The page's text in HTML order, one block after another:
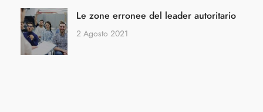
Le zone erronee del leader autoritario
2 Agosto 2021